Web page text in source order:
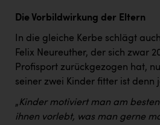
Die Vorbildwirkung der Eltern
In die gleiche Kerbe schlägt
Felix Neureuther, der sich zwar
Profisport zurückgezogen hat,
seiner zwei Kinder fitter ist denn
„Kinder motiviert man am
ihnen vorlebt, was man gerne